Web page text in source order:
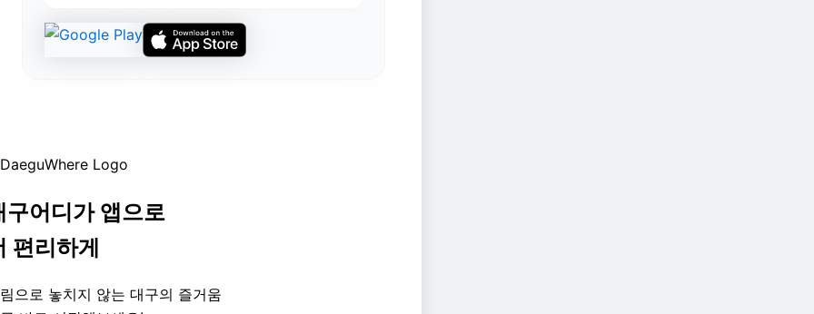
구어디가 앱으로
편리하게
으로 놓치지 않는 대구의 즐거움